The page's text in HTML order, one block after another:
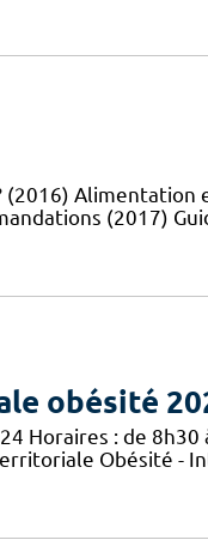
Alimentation
(2017)
obésité
Horaires : de
Obésité -